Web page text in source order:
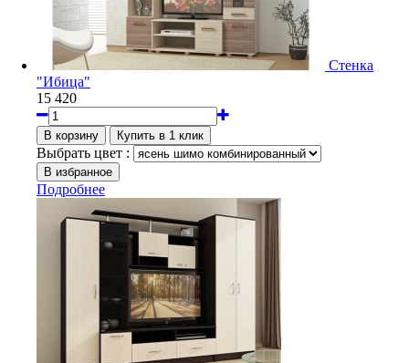
Стенка
"Ибица"
15 420
Выбрать цвет :
Подробнее